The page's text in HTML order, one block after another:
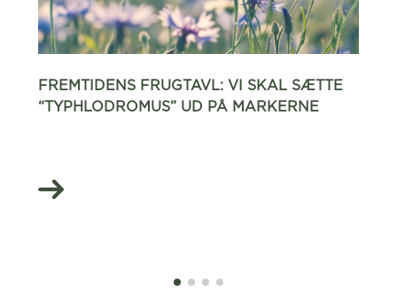
FREMTIDENS FRUGTAVL: VI SKAL SÆTTE
“TYPHLODROMUS” UD PÅ MARKERNE